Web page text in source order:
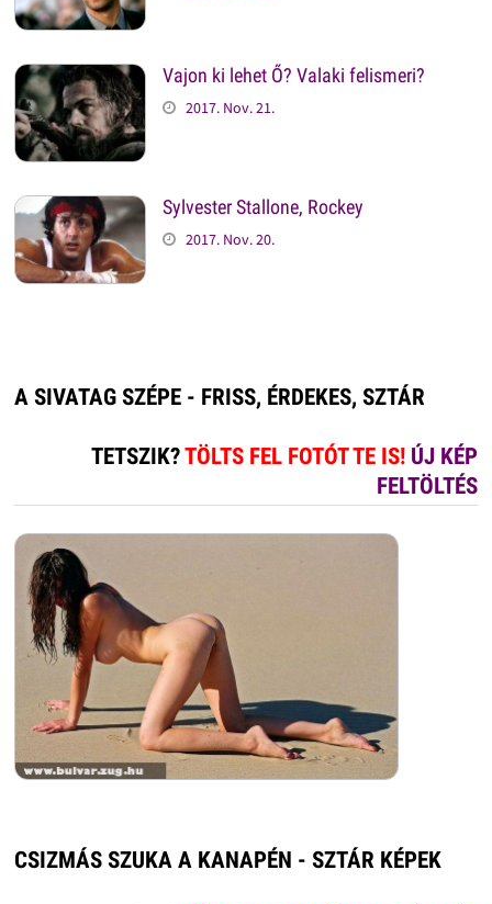
Vajon ki lehet Ő? Valaki felismeri?
2017. Nov. 21.
Sylvester Stallone, Rockey
2017. Nov. 20.
A SIVATAG SZÉPE - FRISS, ÉRDEKES, SZTÁR
TETSZIK?TÖLTS FEL FOTÓT TE IS! ÚJ KÉP
FELTÖLTÉS
CSIZMÁS SZUKA A KANAPÉN - SZTÁR KÉPEK